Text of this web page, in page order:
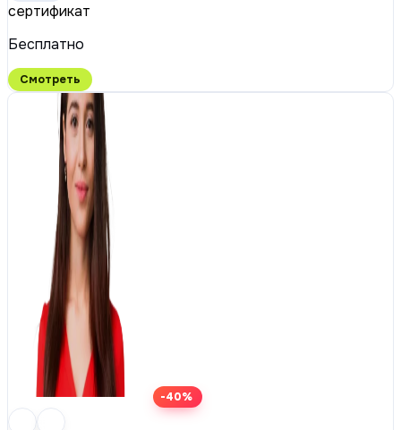
сертификат
Бесплатно
Смотреть
-40%